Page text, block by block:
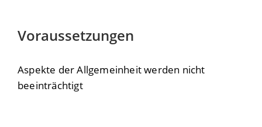
Voraussetzungen
Aspekte der Allgemeinheit werden nicht
beeinträchtigt